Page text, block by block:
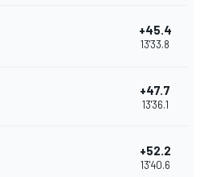
+45.4
13'33.8
+47.7
13'36.1
+52.2
13'40.6